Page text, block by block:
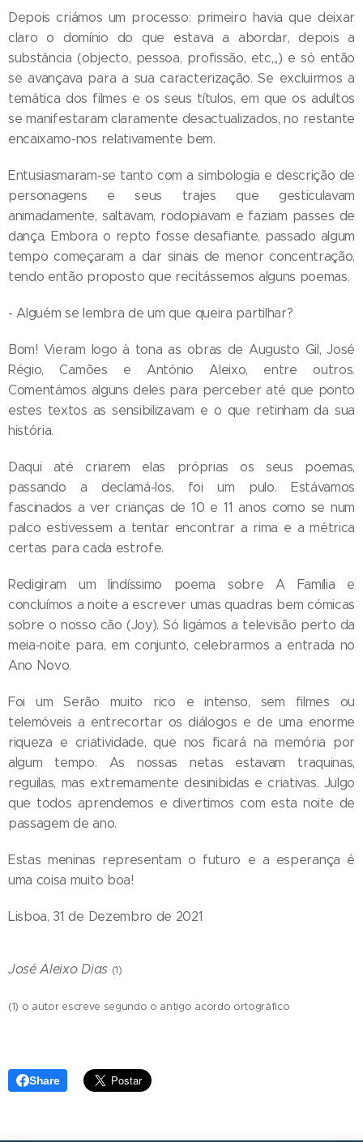
Depois criámos um processo: primeiro havia que deixar
claro o domínio do que estava a abordar, depois a
substância (objecto, pessoa, profissão, etc,,,) e só então
se avançava para a sua caracterização. Se excluirmos a
temática dos filmes e os seus títulos, em que os adultos
se manifestaram claramente desactualizados, no restante
encaixamo-nos relativamente bem.
Entusiasmaram-se tanto com a simbologia e descrição de
personagens e seus trajes que gesticulavam
animadamente, saltavam, rodopiavam e faziam passes de
dança. Embora o repto fosse desafiante, passado algum
tempo começaram a dar sinais de menor concentração,
tendo então proposto que recitássemos alguns poemas.
- Alguém se lembra de um que queira partilhar?
Bom! Vieram logo à tona as obras de Augusto Gil, José
Régio, Camões e António Aleixo, entre outros.
Comentámos alguns deles para perceber até que ponto
estes textos as sensibilizavam e o que retinham da sua
história.
Daqui até criarem elas próprias os seus poemas,
passando a declamá-los, foi um pulo. Estávamos
fascinados a ver crianças de 10 e 11 anos como se num
palco estivessem a tentar encontrar a rima e a métrica
certas para cada estrofe.
Redigiram um lindíssimo poema sobre A Família e
concluímos a noite a escrever umas quadras bem cómicas
sobre o nosso cão (Joy). Só ligámos a televisão perto da
meia-noite para, em conjunto, celebrarmos a entrada no
Ano Novo.
Foi um Serão muito rico e intenso, sem filmes ou
telemóveis a entrecortar os diálogos e de uma enorme
riqueza e criatividade, que nos ficará na memória por
algum tempo. As nossas netas estavam traquinas,
reguilas, mas extremamente desinibidas e criativas. Julgo
que todos aprendemos e divertimos com esta noite de
passagem de ano.
Estas meninas representam o futuro e a esperança é
uma coisa muito boa!
Lisboa, 31 de Dezembro de 2021
José Aleixo Dias (1)
(1) o autor escreve segundo o antigo acordo ortográfico
Share